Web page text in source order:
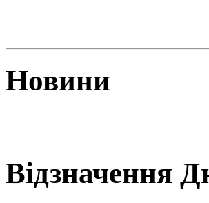
Новини
Відзначення